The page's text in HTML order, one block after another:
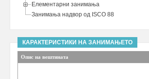
Елементарни занимања
Занимања надвор од ISCO 88
КАРАКТЕРИСТИКИ НА ЗАНИМАЊЕТО
Опис на вештината